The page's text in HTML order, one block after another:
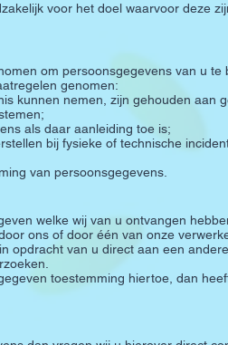
voor het doel waarvoor deze
om persoonsgegevens van u te
genomen:
kunnen nemen, zijn gehouden aan
als daar aanleiding toe is;
bij fysieke of technische
van persoonsgegevens.
welke wij van u ontvangen
ons of door één van onze
van u direct aan een
toestemming hiertoe, dan